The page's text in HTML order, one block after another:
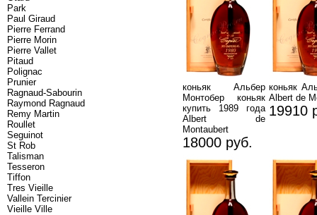
Park
Paul Giraud
Pierre Ferrand
Pierre Morin
Pierre Vallet
Pitaud
Polignac
Prunier
Ragnaud-Sabourin
Raymond Ragnaud
Remy Martin
Roullet
Seguinot
St Rob
Talisman
Tesseron
Tiffon
Tres Vieille
Vallein Tercinier
Vieille Ville
коньяк Альбер
Монтобер коньяк
купить 1989 года
Albert de
Montaubert
18000 руб.
коньяк
Albert de
19910